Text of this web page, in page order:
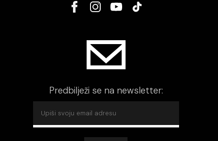
Predbilježi se na newsletter: